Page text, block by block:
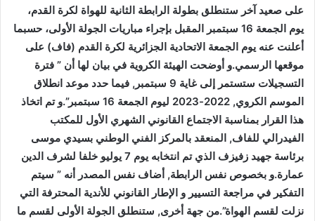
على صعيد آخر ستنطلق بطولة الرابطة الثانية للهواة لكرة القدم،
يوم الجمعة 16 سبتمبر المقبل بإجراء مباريات الجولة الأولى، حسبما
أعلنت عنه يوم الجمعة الاتحادية الجزائرية لكرة القدم (فاف) على
موقعها الرسمي.و أوضحت الهيئة الكروية في بيان لها أن ” فترة
التسجيلات ستستمر إلى غاية 9 سبتمبر, فيما حدد موعد انطلاق
الموسم الكروي, 2022-2023 ليوم الجمعة 16 سبتمبر”.و تم اتخاذ
هذا القرار بمناسبة الاجتماع القانوني الشهري الأول للمكتب
الفيدرالي للفاف, المنعقد بالمركز الفني الوطني بسيدي موسى
برئاسة جهيد زفيزف الذي تم انتخابه يوم 7 يوليو خلفا لشرف الدين
عمارة.و بخصوص نفس الرابطة, أضاف نفس المصدر أنه ” سيتم
التفكير في مراجعة التسيير و الإطار القانوني للأندية المحترفة التي
نزلت لقسم الهواة”.من جهة أخرى, ستنطلق الجولة الأولى لقسم ما